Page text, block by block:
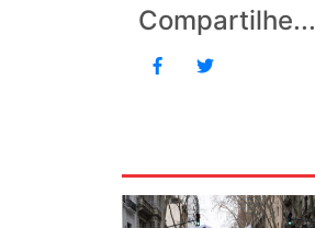
Compartilhe...